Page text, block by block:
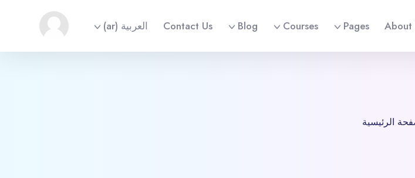
About
Pages
Courses
Blog
Contact Us العربية ‎(ar)‎
الرئيسية